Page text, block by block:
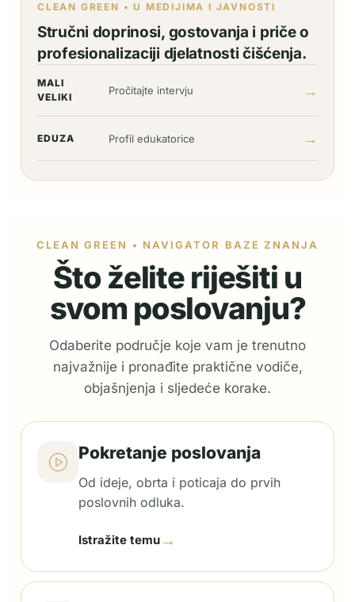
CLEAN GREEN • U MEDIJIMA I JAVNOSTI
Stručni doprinosi, gostovanja i priče o
profesionalizaciji djelatnosti čišćenja.
MALI
VELIKI
Pročitajte intervju →
EDUZA Profil edukatorice →
CLEAN GREEN • NAVIGATOR BAZE ZNANJA
Što želite riješiti u
svom poslovanju?
Odaberite područje koje vam je trenutno
najvažnije i pronađite praktične vodiče,
objašnjenja i sljedeće korake.
Pokretanje poslovanja
Od ideje, obrta i poticaja do prvih
poslovnih odluka.
Istražite temu →